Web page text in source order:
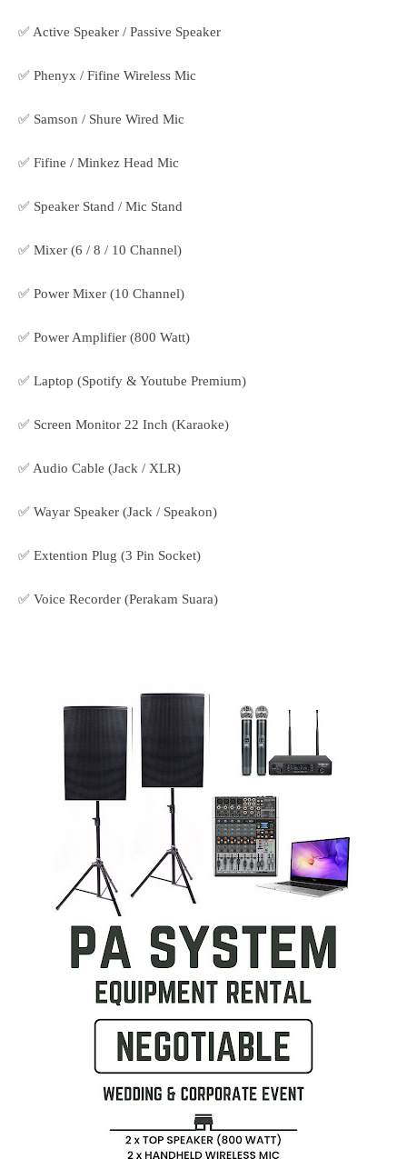
✅ Active Speaker / Passive Speaker
✅ Phenyx / Fifine Wireless Mic
✅ Samson / Shure Wired Mic
✅ Fifine / Minkez Head Mic
✅ Speaker Stand / Mic Stand
✅ Mixer (6 / 8 / 10 Channel)
✅ Power Mixer (10 Channel)
✅ Power Amplifier (800 Watt)
✅ Laptop (Spotify & Youtube Premium)
✅ Screen Monitor 22 Inch (Karaoke)
✅ Audio Cable (Jack / XLR)
✅ Wayar Speaker (Jack / Speakon)
✅ Extention Plug (3 Pin Socket)
✅ Voice Recorder (Perakam Suara)